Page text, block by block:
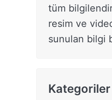
tüm
resim ve
sunulan bilgi
Kategoriler